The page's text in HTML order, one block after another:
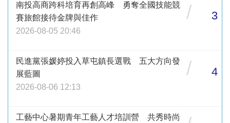
南投高商跨科培育再創高峰 勇奪全國技能競
賽旅館接待金牌與佳作
2026-08-05 20:46
/ 3
民進黨張媛婷投入草屯鎮長選戰 五大方向發
展藍圖
2026-08-06 12:13
/ 4
工藝中心暑期青年工藝人才培訓營 共秀時尚